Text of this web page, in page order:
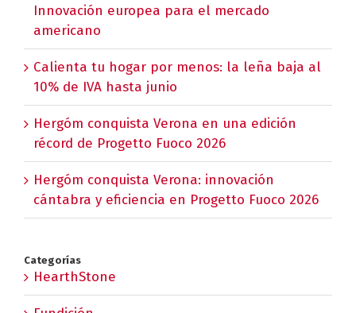
Innovación europea para el mercado
americano
Calienta tu hogar por menos: la leña baja al
10% de IVA hasta junio
Hergóm conquista Verona en una edición
récord de Progetto Fuoco 2026
Hergóm conquista Verona: innovación
cántabra y eficiencia en Progetto Fuoco 2026
Categorías
HearthStone